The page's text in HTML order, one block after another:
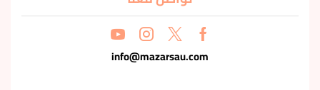
info@mazarsau.com